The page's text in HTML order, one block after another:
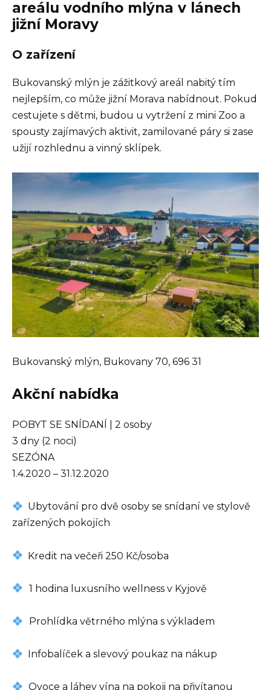
areálu vodního mlýna v lánech
jižní Moravy
O zařízení
Bukovanský mlýn je zážitkový areál nabitý tím
nejlepším, co může jižní Morava nabídnout. Pokud
cestujete s dětmi, budou u vytržení z mini Zoo a
spousty zajímavých aktivit, zamilované páry si zase
užijí rozhlednu a vinný sklípek.
Bukovanský mlýn, Bukovany 70, 696 31
Akční nabídka
POBYT SE SNÍDANÍ | 2 osoby
3 dny (2 noci)
SEZÓNA
1.4.2020 – 31.12.2020
Ubytování pro dvě osoby se snídaní ve stylově
zařízených pokojích
Kredit na večeři 250 Kč/osoba
1 hodina luxusního wellness v Kyjově
Prohlídka větrného mlýna s výkladem
Infobalíček a slevový poukaz na nákup
Ovoce a láhev vína na pokoji na přivítanou